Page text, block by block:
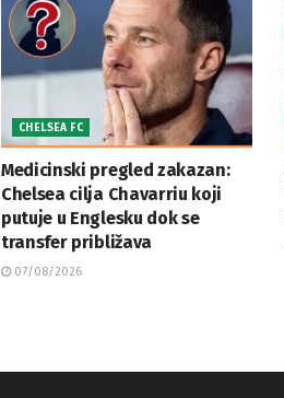
CHELSEA FC
Medicinski pregled zakazan:
Chelsea cilja Chavarriu koji
putuje u Englesku dok se
transfer približava
07/08/2026